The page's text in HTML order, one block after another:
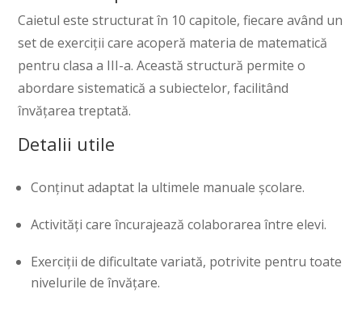
Caietul este structurat în 10 capitole, fiecare având un
set de exerciții care acoperă materia de matematică
pentru clasa a III-a. Această structură permite o
abordare sistematică a subiectelor, facilitând
învățarea treptată.
Detalii utile
Conținut adaptat la ultimele manuale școlare.
Activități care încurajează colaborarea între elevi.
Exerciții de dificultate variată, potrivite pentru toate
nivelurile de învățare.